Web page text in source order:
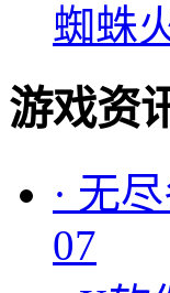
蜘蛛
游戏资
· 无
07